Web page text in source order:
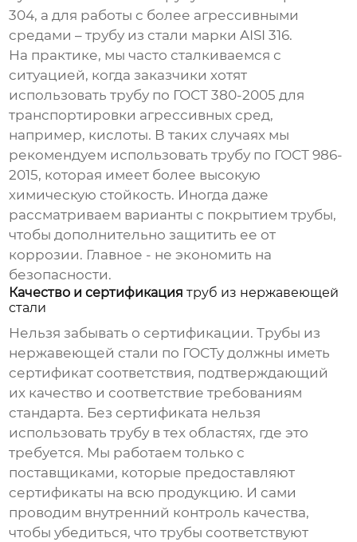
304, а для работы с более агрессивными
средами – трубу из стали марки AISI 316.
На практике, мы часто сталкиваемся с
ситуацией, когда заказчики хотят
использовать трубу по ГОСТ 380-2005 для
транспортировки агрессивных сред,
например, кислоты. В таких случаях мы
рекомендуем использовать трубу по ГОСТ 986-
2015, которая имеет более высокую
химическую стойкость. Иногда даже
рассматриваем варианты с покрытием трубы,
чтобы дополнительно защитить ее от
коррозии. Главное - не экономить на
безопасности.
Качество и сертификациятруб из нержавеющей
стали
Нельзя забывать о сертификации.Трубы из
нержавеющей стали по ГОСТу должны иметь
сертификат соответствия, подтверждающий
их качество и соответствие требованиям
стандарта. Без сертификата нельзя
использовать трубу в тех областях, где это
требуется. Мы работаем только с
поставщиками, которые предоставляют
сертификаты на всю продукцию. И сами
проводим внутренний контроль качества,
чтобы убедиться, что трубы соответствуют